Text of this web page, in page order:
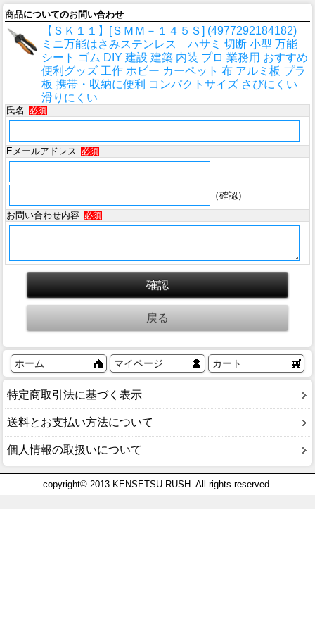
商品についてのお問い合わせ
【ＳＫ１１】[ＳＭＭ－１４５Ｓ] (4977292184182)
ミニ万能はさみステンレス ハサミ 切断 小型 万能
シート ゴム DIY 建設 建築 内装 プロ 業務用 おすすめ
便利グッズ 工作 ホビー カーペット 布 アルミ板 プラ
板 携帯・収納に便利 コンパクトサイズ さびにくい
滑りにくい
氏名 必須
Eメールアドレス 必須
（確認）
お問い合わせ内容
必須
ホーム マイページ カート
特定商取引法に基づく表示
送料とお支払い方法について
個人情報の取扱いについて
copyright© 2013 KENSETSU RUSH. All rights reserved.